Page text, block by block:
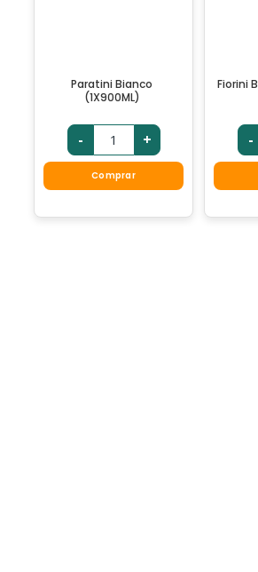
Paratini Bianco
(1X900ML)
- +
Comprar
Fiorini
-